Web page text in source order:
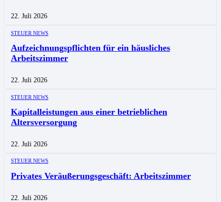
22. Juli 2026
STEUER NEWS
Aufzeichnungspflichten für ein häusliches
Arbeitszimmer
22. Juli 2026
STEUER NEWS
Kapitalleistungen aus einer betrieblichen
Altersversorgung
22. Juli 2026
STEUER NEWS
Privates Veräußerungsgeschäft: Arbeitszimmer
22. Juli 2026